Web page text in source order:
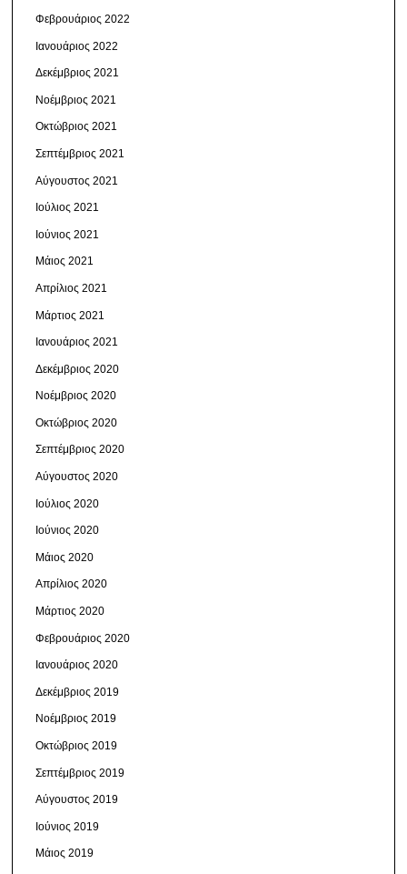
Φεβρουάριος 2022
Ιανουάριος 2022
Δεκέμβριος 2021
Νοέμβριος 2021
Οκτώβριος 2021
Σεπτέμβριος 2021
Αύγουστος 2021
Ιούλιος 2021
Ιούνιος 2021
Μάιος 2021
Απρίλιος 2021
Μάρτιος 2021
Ιανουάριος 2021
Δεκέμβριος 2020
Νοέμβριος 2020
Οκτώβριος 2020
Σεπτέμβριος 2020
Αύγουστος 2020
Ιούλιος 2020
Ιούνιος 2020
Μάιος 2020
Απρίλιος 2020
Μάρτιος 2020
Φεβρουάριος 2020
Ιανουάριος 2020
Δεκέμβριος 2019
Νοέμβριος 2019
Οκτώβριος 2019
Σεπτέμβριος 2019
Αύγουστος 2019
Ιούνιος 2019
Μάιος 2019